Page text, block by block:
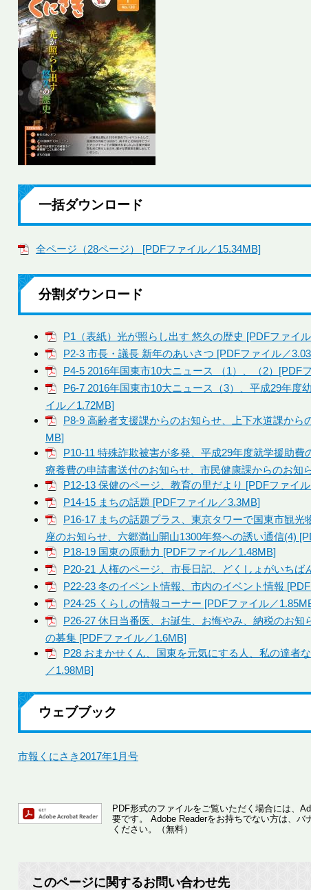
一括ダウンロード
全ページ（28ページ） [PDFファイル／15.34MB]
分割ダウンロード
P1（表紙）光が照らし出す 悠久の歴史 [PDFファイ
P2-3 市長・議長 新年のあいさつ [PDFファイル／
P4-5 2016年国東市10大ニュース （1）、（2）[PDF
P6-7 2016年国東市10大ニュース（3）、平成29年度
イル／1.72MB]
P8-9 高齢者支援課からのお知らせ、上下水道課から
MB]
P10-11 特殊詐欺被害が多発、平成29年度就学援助
療養費の申請書送付のお知らせ、市民健康課からのお知
P12-13 保健のページ、教育の里だより [PDFファイ
P14-15 まちの話題 [PDFファイル／3.3MB]
P16-17 まちの話題プラス、東京タワーで国東市観光
座のお知らせ、六郷満山開山1300年祭への誘い通信(4)
P18-19 国東の原動力 [PDFファイル／1.48MB]
P20-21 人権のページ、市長日記、どくしょがいちば
P22-23 冬のイベント情報、市内のイベント情報
P24-25 くらしの情報コーナー [PDFファイル／
P26-27 休日当番医、お誕生、お悔やみ、納税のお知
の募集 [PDFファイル／1.6MB]
P28 おまかせくん、国東を元気にする人、私の達者
／1.98MB]
ウェブブック
市報くにさき2017年1月号
PDF形式のファイルをご覧いただく場合には、
要です。
Adobe Readerをお持ちでない方は、バ
ください。（無料）
このページに関するお問い合わせ先